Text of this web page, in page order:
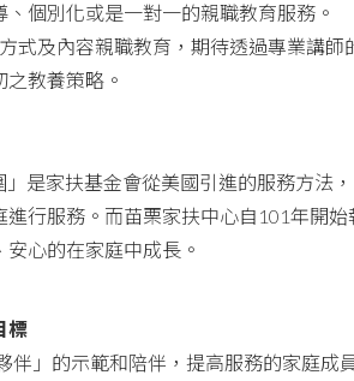
、個別化或是一對一的親職教育服務。
及內容親職教育，期待透過專業講師
教養策略。
是家扶基金會從美國引進的服務方法
進行服務。而苗栗家扶中心自 101年開始
安心的在家庭中成長。
標
伴」的示範和陪伴，提高服務的家庭成